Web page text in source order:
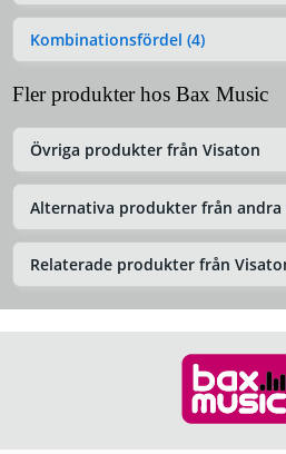
Kombinationsfördel (4)
Fler produkter hos Bax Music
Övriga produkter från Visaton
Alternativa produkter från andra
Relaterade produkter från